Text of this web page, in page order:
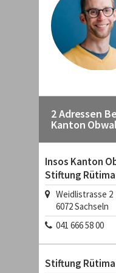
2 Adressen
Kanton
Insos Kanton
Stiftung
Weidlistrasse 2
6072Sachseln
041 666 58 00
Stiftung